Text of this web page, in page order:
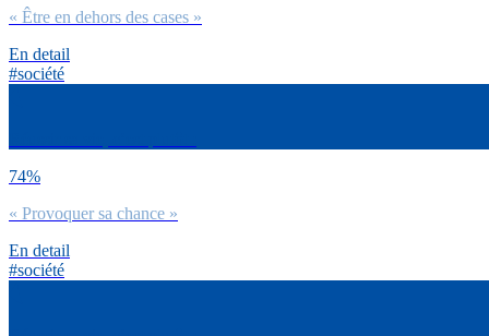
« Être en dehors des cases »
En detail
#société
74%
« Provoquer sa chance »
En detail
#société